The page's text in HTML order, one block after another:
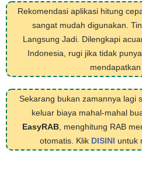
Rekomendasi aplikasi hitung
sangat mudah digunakan.
Langsung Jadi. Dilengkapi
Indonesia, rugi jika tidak
mendapatkan
Sekarang bukan zamannya lagi
keluar biaya mahal-mahal
EasyRAB, menghitung RAB
otomatis. Klik DISINI untuk